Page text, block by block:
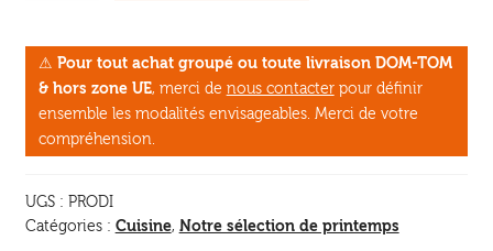
graines
germées
⚠ Pour tout achat groupé ou toute livraison DOM-TOM
& hors zone UE, merci de nous contacterpour définir
ensemble les modalités envisageables. Merci de votre
compréhension.
UGS : PRODI
Catégories : Cuisine, Notre sélection de printemps